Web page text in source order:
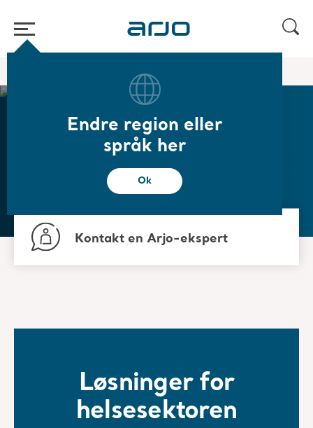
Endre region eller
språk her
Ok
/ Løsninger for helsesektoren
Løsninger for
helsesektoren
Kontakt en Arjo-ekspert
Løsninger for
helsesektoren